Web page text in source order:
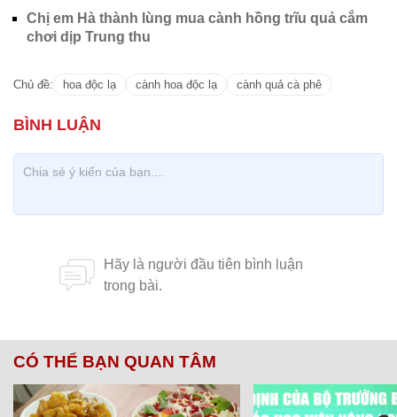
Chị em Hà thành lùng mua cành hồng trĩu quả cắm
chơi dịp Trung thu
Chủ đề: hoa độc lạ cành hoa độc lạ cành quả cà phê
CÓ THỂ BẠN QUAN TÂM